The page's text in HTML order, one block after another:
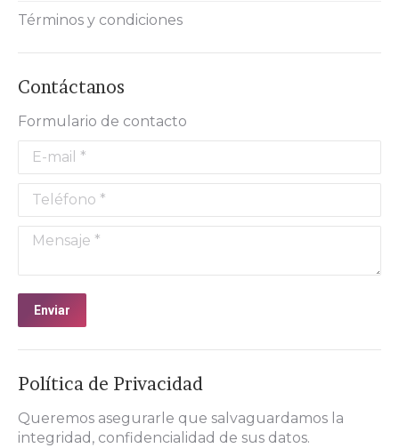
Términos y condiciones
Contáctanos
Formulario de contacto
E-mail *
Teléfono *
Mensaje *
Enviar
Política de Privacidad
Queremos asegurarle que salvaguardamos la
integridad, confidencialidad de sus datos.